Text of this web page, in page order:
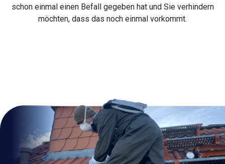
schon einmal einen Befall gegeben hat und Sie verhindern
möchten, dass das noch einmal vorkommt.